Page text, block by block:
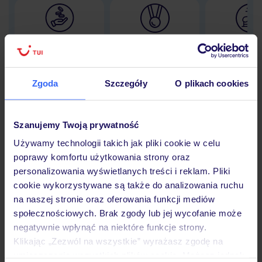
Zgoda Szczegóły O plikach cookies
Szanujemy Twoją prywatność
Używamy technologii takich jak pliki cookie w celu
poprawy komfortu użytkowania strony oraz
personalizowania wyświetlanych treści i reklam. Pliki
cookie wykorzystywane są także do analizowania ruchu
na naszej stronie oraz oferowania funkcji mediów
społecznościowych. Brak zgody lub jej wycofanie może
negatywnie wpłynąć na niektóre funkcje strony.
Klikając „Zezwól na wszystkie” wyrażasz zgodę na
Lider niskich cen
Największe biuro
30 lat w
Hotel
Opinie
Pokoje